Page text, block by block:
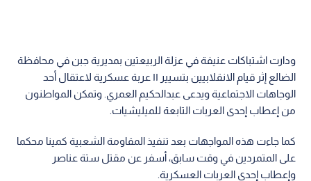
ودارت اشتباكات عنيفة في عزلة الربيعتين بمديرية جبن في محافظة
الضالع إثر قيام الانقلابيين بتسيير ١١ عربة عسكرية لاعتقال أحد
الوجاهات الاجتماعية ويدعى عبدالحكيم العمري. وتمكن المواطنون
من إعطاب إحدى العربات التابعة للميليشيات.
كما جاءت هذه المواجهات بعد تنفيذ المقاومة الشعبية كمينا محكما
على المتمردين في وقت سابق، أسفر عن مقتل ستة عناصر
وإعطاب إحدى العربات العسكرية.